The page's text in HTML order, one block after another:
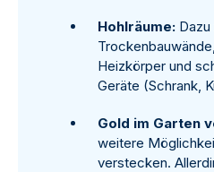
Hohlräume: Dazu
Heizkörper und
Geräte (Schrank,
Gold im Garten
weitere
verstecken.